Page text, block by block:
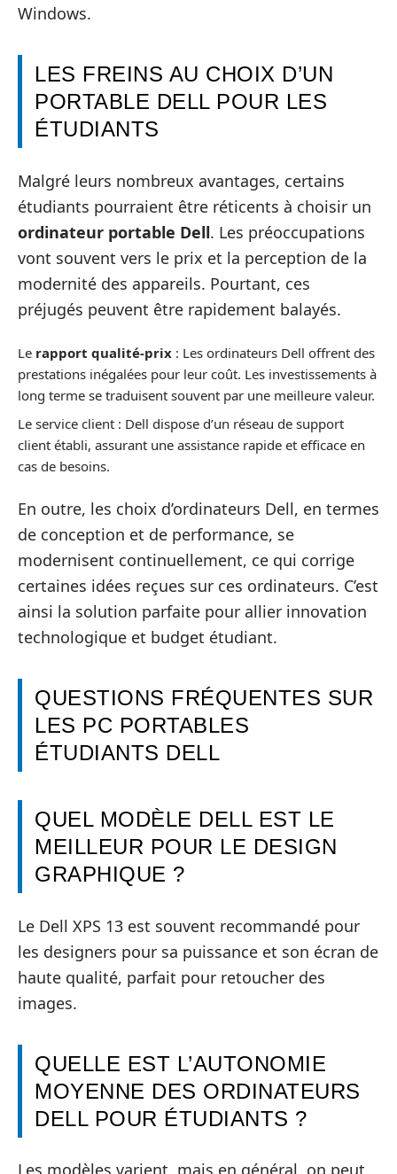
Windows.
LES FREINS AU CHOIX D’UN
PORTABLE DELL POUR LES
ÉTUDIANTS
Malgré leurs nombreux avantages, certains
étudiants pourraient être réticents à choisir un
ordinateur portable Dell. Les préoccupations
vont souvent vers le prix et la perception de la
modernité des appareils. Pourtant, ces
préjugés peuvent être rapidement balayés.
Le rapport qualité-prix : Les ordinateurs Dell offrent des
prestations inégalées pour leur coût. Les investissements à
long terme se traduisent souvent par une meilleure valeur.
Le service client : Dell dispose d’un réseau de support
client établi, assurant une assistance rapide et efficace en
cas de besoins.
En outre, les choix d’ordinateurs Dell, en termes
de conception et de performance, se
modernisent continuellement, ce qui corrige
certaines idées reçues sur ces ordinateurs. C’est
ainsi la solution parfaite pour allier innovation
technologique et budget étudiant.
QUESTIONS FRÉQUENTES SUR
LES PC PORTABLES
ÉTUDIANTS DELL
QUEL MODÈLE DELL EST LE
MEILLEUR POUR LE DESIGN
GRAPHIQUE ?
Le Dell XPS 13 est souvent recommandé pour
les designers pour sa puissance et son écran de
haute qualité, parfait pour retoucher des
images.
QUELLE EST L’AUTONOMIE
MOYENNE DES ORDINATEURS
DELL POUR ÉTUDIANTS ?